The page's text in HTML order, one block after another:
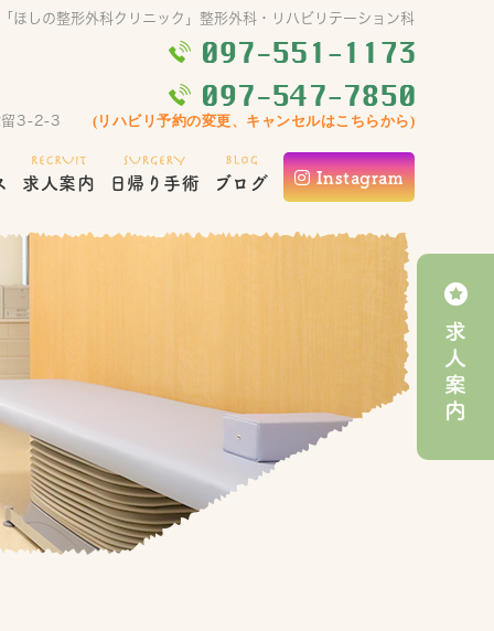
ほしの整形外科クリニック」整形外科・リハビリテーション科
3-2-3 (リハビリ予約の変更、キャンセルはこちらから)
求人案内 日帰り手術 ブログ Instagram